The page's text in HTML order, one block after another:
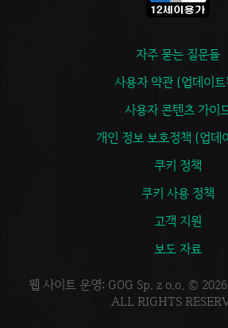
자주 묻는 질문들
사용자 약관 (업데이트
사용자 콘텐츠 가이
개인 정보 보호정책 (업데
쿠키 정책
쿠키 사용 정책
고객 지원
보도 자료
웹 사이트 운영: GOG Sp. z o.o. ©
ALL RIGHTS